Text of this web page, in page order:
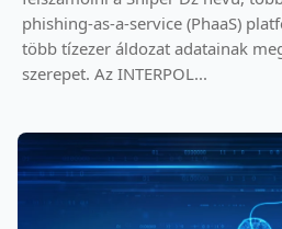
phishing-as-a-service (PhaaS)
több tízezer áldozat adatainak
szerepet. Az INTERPOL...